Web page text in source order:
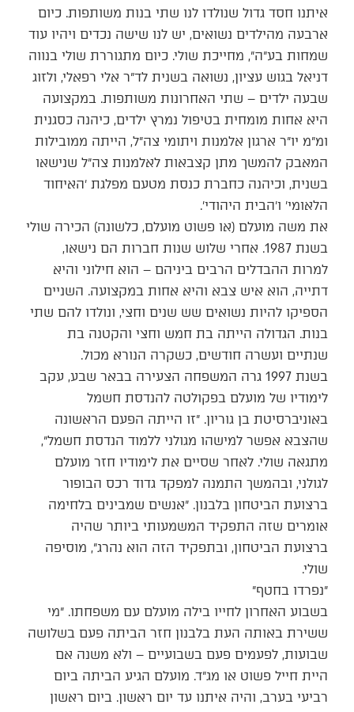
איתנו חסד גדול שנולדו לנו שתי בנות משותפות. כיום
ארבעה מהילדים נשואים, יש לנו שישה נכדים ויהיו עוד
שמחות בע״ה״, מחייכת שולי. כיום מתגוררת שולי בנווה
דניאל בגוש עציון, נשואה בשנית לד״ר אלי רפאלי, ולזוג
שבעה ילדים – שתי האחרונות משותפות. במקצועה
היא אחות מומחית בטיפול נמרץ ילדים, כיהנה כסגנית
ומ״מ יו״ר ארגון אלמנות ויתומי צה״ל, הייתה ממובילות
המאבק להמשך מתן קצבאות לאלמנות צה״ל שנישאו
בשנית, וכיהנה כחברת כנסת מטעם מפלגת ׳האיחוד
הלאומי׳ ו׳הבית היהודי׳.
את משה מועלם (או פשוט מועלם, כלשונה) הכירה שולי
בשנת 1987. אחרי שלוש שנות חברות הם נישאו,
למרות ההבדלים הרבים ביניהם – הוא חילוני והיא
דתייה, הוא איש צבא והיא אחות במקצועה. השניים
הספיקו להיות נשואים שש שנים וחצי, ונולדו להם שתי
בנות. הגדולה הייתה בת חמש וחצי והקטנה בת
שנתיים ועשרה חודשים, כשקרה הנורא מכול.
בשנת 1997 גרה המשפחה הצעירה בבאר שבע, עקב
לימודיו של מועלם בפקולטה להנדסת חשמל
באוניברסיטת בן גוריון. ״זו הייתה הפעם הראשונה
שהצבא אפשר למישהו מגולני ללמוד הנדסת חשמל״,
מתגאה שולי. לאחר שסיים את לימודיו חזר מועלם
לגולני, ובהמשך התמנה למפקד גדוד רכס הבופור
ברצועת הביטחון בלבנון. ״אנשים שמבינים בלחימה
אומרים שזה התפקיד המשמעותי ביותר שהיה
ברצועת הביטחון, ובתפקיד הזה הוא נהרג״, מוסיפה
שולי.
״נפרדו בחטף״
בשבוע האחרון לחייו בילה מועלם עם משפחתו. ״מי
ששירת באותה העת בלבנון חזר הביתה פעם בשלושה
שבועות, לפעמים פעם בשבועיים – ולא משנה אם
היית חייל פשוט או מג״ד. מועלם הגיע הביתה ביום
רביעי בערב, והיה איתנו עד יום ראשון. ביום ראשון